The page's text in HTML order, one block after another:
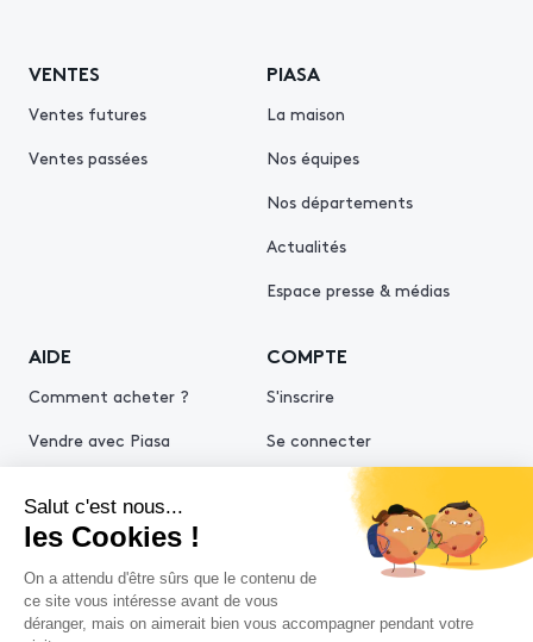
VENTES
Ventes futures
Ventes passées
PIASA
La maison
Nos équipes
Nos départements
Actualités
Espace presse & médias
AIDE
Comment acheter ?
Vendre avec Piasa
COMPTE
S'inscrire
Se connecter